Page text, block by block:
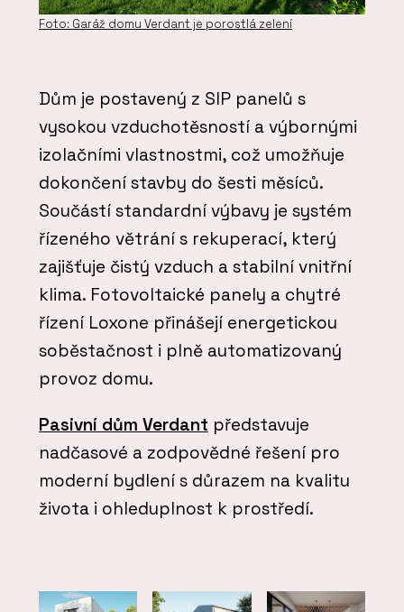
Foto: Garáž domu Verdant je porostlá zelení
Dům je postavený z SIP panelů s
vysokou vzduchotěsností a výbornými
izolačními vlastnostmi, což umožňuje
dokončení stavby do šesti měsíců.
Součástí standardní výbavy je systém
řízeného větrání s rekuperací, který
zajišťuje čistý vzduch a stabilní vnitřní
klima. Fotovoltaické panely a chytré
řízení Loxone přinášejí energetickou
soběstačnost i plně automatizovaný
provoz domu.
Pasivní dům Verdant představuje
nadčasové a zodpovědné řešení pro
moderní bydlení s důrazem na kvalitu
života i ohleduplnost k prostředí.